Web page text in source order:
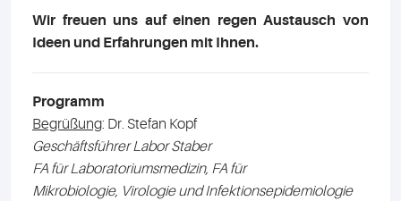
Wir freuen uns auf einen regen Austausch von
Ideen und Erfahrungen mit Ihnen.
Programm
Begrüßung: Dr. Stefan Kopf
Geschäftsführer Labor Staber
FA für Laboratoriumsmedizin, FA für
Mikrobiologie, Virologie und Infektionsepidemiologie